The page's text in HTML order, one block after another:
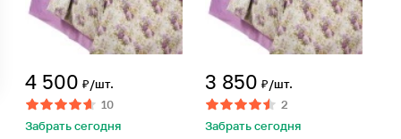
4 500 ₽/шт.
10
Забрать сегодня
3 850 ₽/шт.
2
Забрать сегодня